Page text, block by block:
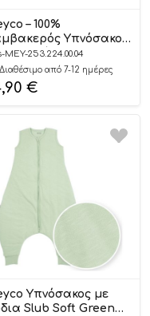
– 100%
Υπνόσακος
και
Robin 80cm
MEY-253.224.00.04
Διαθέσιμο από 7-12 ημέρες
€
Υπνόσακος με
Slub Soft Green